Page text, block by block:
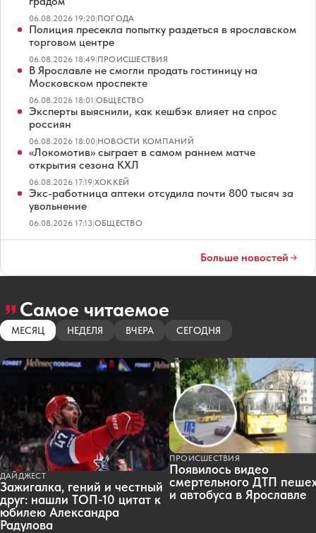
06.08.2026 19:20|ПОГОДА
Полиция пресекла попытку раздеться в ярославском
торговом центре
06.08.2026 18:49|ПРОИСШЕСТВИЯ
В Ярославле не смогли продать гостиницу на
Московском проспекте
06.08.2026 18:01|ОБЩЕСТВО
Эксперты выяснили, как кешбэк влияет на спрос
россиян
06.08.2026 18:00|НОВОСТИ КОМПАНИЙ
«Локомотив» сыграет в самом раннем матче
открытия сезона КХЛ
06.08.2026 17:19|ХОККЕЙ
Экс-работница аптеки отсудила почти 800 тысяч за
увольнение
06.08.2026 17:13|ОБЩЕСТВО
Больше новостей
Самое читаемое
МЕСЯЦ НЕДЕЛЯ ВЧЕРА СЕГОДНЯ
ДАЙДЖЕСТ
Зажигалка, гений и честный
друг: нашли ТОП-10 цитат к
юбилею Александра
Радулова
ПРОИСШЕСТВИЯ
Появилось видео
смертельного ДТП
и автобуса в Ярославле